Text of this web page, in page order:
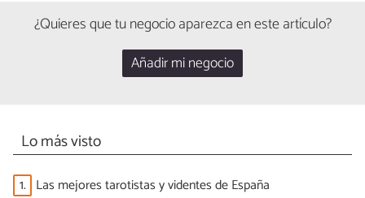
¿Quieres que tu negocio aparezca en este artículo?
Añadir mi negocio
Lo más visto
1. Las mejores tarotistas y videntes de España